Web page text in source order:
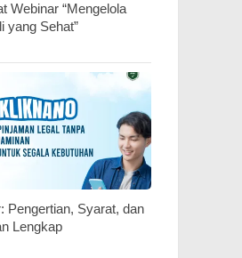
Webinar “Mengelola
yang Sehat”
Pengertian, Syarat, dan
Lengkap